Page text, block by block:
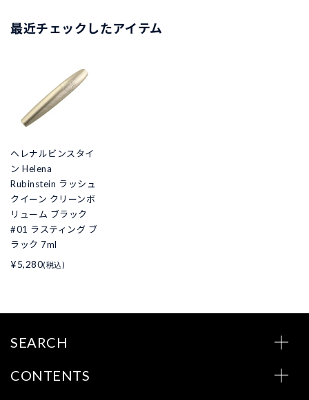
最近チェックしたアイテム
ヘレナルビンスタイ
ン Helena
Rubinstein ラッシュ
クイーン クリーンボ
リューム ブラック
#01 ラスティング ブ
ラック 7ml
¥5,280(税込)
SEARCH
CONTENTS